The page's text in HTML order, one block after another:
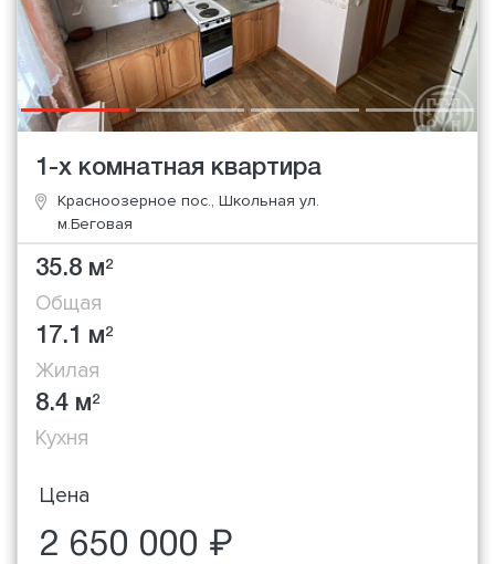
1-х комнатная квартира
Красноозерное пос., Школьная ул.
м.Беговая
35.8 м2
Общая
17.1 м2
Жилая
8.4 м2
Кухня
Цена
2 650 000 ₽